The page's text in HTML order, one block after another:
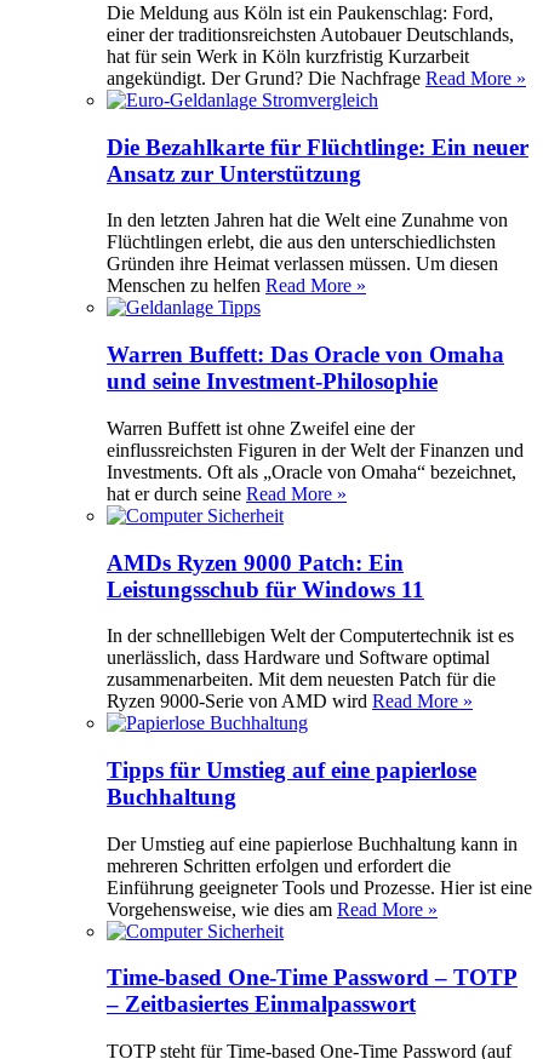
Die Meldung aus Köln ist ein Paukenschlag: Ford,
einer der traditionsreichsten Autobauer Deutschlands,
hat für sein Werk in Köln kurzfristig Kurzarbeit
angekündigt. Der Grund? Die Nachfrage Read More »
Die Bezahlkarte für Flüchtlinge: Ein neuer
Ansatz zur Unterstützung
In den letzten Jahren hat die Welt eine Zunahme von
Flüchtlingen erlebt, die aus den unterschiedlichsten
Gründen ihre Heimat verlassen müssen. Um diesen
Menschen zu helfen Read More »
Warren Buffett: Das Oracle von Omaha
und seine Investment-Philosophie
Warren Buffett ist ohne Zweifel eine der
einflussreichsten Figuren in der Welt der Finanzen und
Investments. Oft als „Oracle von Omaha“ bezeichnet,
hat er durch seine Read More »
AMDs Ryzen 9000 Patch: Ein
Leistungsschub für Windows 11
In der schnelllebigen Welt der Computertechnik ist es
unerlässlich, dass Hardware und Software optimal
zusammenarbeiten. Mit dem neuesten Patch für die
Ryzen 9000-Serie von AMD wird Read More »
Tipps für Umstieg auf eine papierlose
Buchhaltung
Der Umstieg auf eine papierlose Buchhaltung kann in
mehreren Schritten erfolgen und erfordert die
Einführung geeigneter Tools und Prozesse. Hier ist eine
Vorgehensweise, wie dies am Read More »
Time-based One-Time Password – TOTP
– Zeitbasiertes Einmalpasswort
TOTP steht für Time-based One-Time Password (auf